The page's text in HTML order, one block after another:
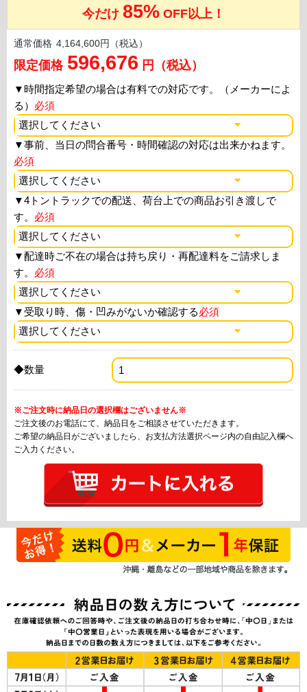
今だけ 85% OFF以上！
通常価格 4,164,600円（税込）
限定価格 596,676 円（税込）
▼時間指定希望の場合は有料での対応です。（メーカーによ
る） 必須
▼事前、当日の問合番号・時間確認の対応は出来かねます。
必須
▼4トントラックでの配送、荷台上での商品お引き渡しで
す。 必須
▼配達時ご不在の場合は持ち戻り・再配達料をご請求しま
す。 必須
▼ 受取り時、傷・凹みがないか確認する必須
◆数量
※ご注文時に納品日の選択欄はございません※
ご注文後のお電話にて、納品日をご相談させていただきます。
ご希望の納品日がございましたら、お支払方法選択ページ内の自由記入欄へ
ご入力ください。